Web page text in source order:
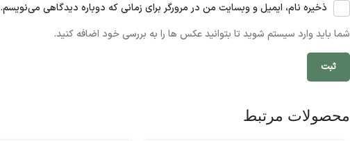
ذخیره نام، ایمیل و وبسایت من در مرورگر برای زمانی که دوباره دیدگاهی می‌نویسم.
شما باید وارد سیستم شوید تا بتوانید عکس ها را به بررسی خود اضافه کنید.
محصولات مرتبط